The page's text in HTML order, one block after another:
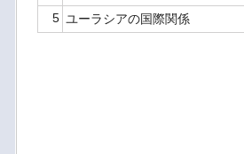
5 ユーラシアの国際関係